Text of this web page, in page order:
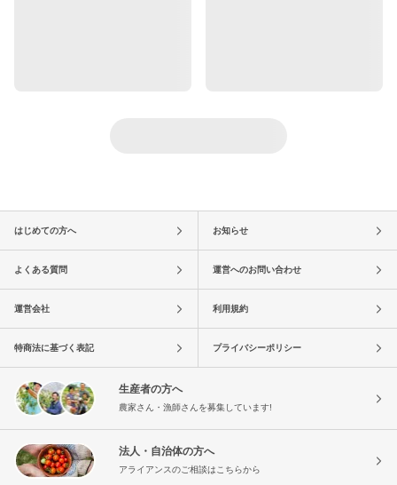
はじめての方へ お知らせ
よくある質問 運営へのお問い合わせ
運営会社 利用規約
特商法に基づく表記 プライバシーポリシー
生産者の方へ
農家さん・漁師さんを募集しています!
法人・自治体の方へ
アライアンスのご相談はこちらから